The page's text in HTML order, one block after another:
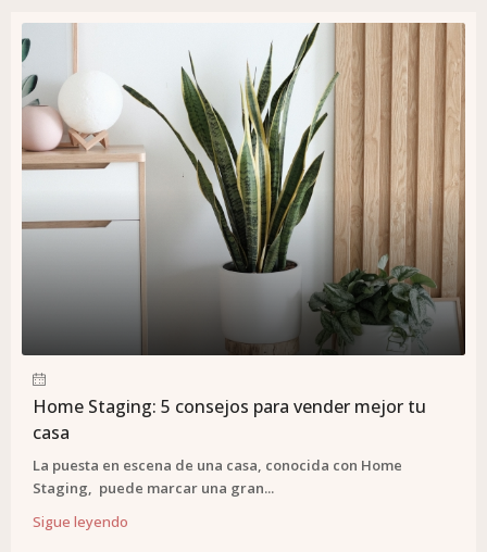
Home Staging: 5 consejos para vender mejor tu
casa
La puesta en escena de una casa, conocida con Home
Staging, puede marcar una gran...